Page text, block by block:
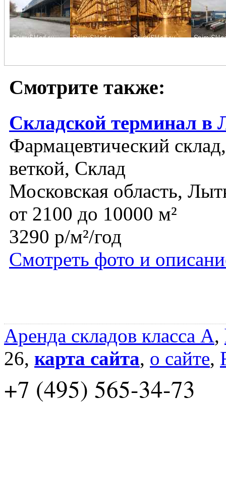
Смотрите также:
Складской терминал в
Фармацевтический
веткой, Склад
Московская область,
от 2100 до 10000 м²
3290 р/м²/год
Смотреть фото и
Аренда складов класса A,
26, карта сайта, о сайте,
+7 (495) 565-34-73